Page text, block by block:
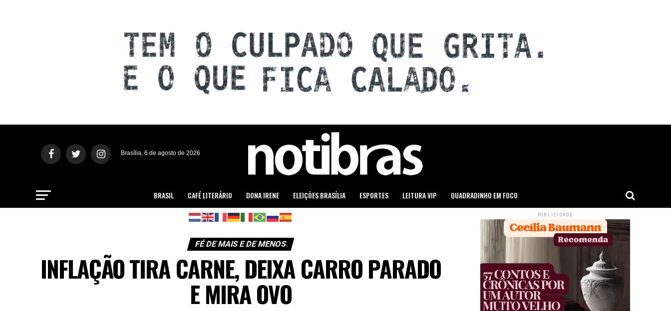
Brasília, 6 de agosto de 2026
BRASIL CAFÉ LITERÁRIO DONA IRENE ELEIÇÕES BRASÍLIA ESPORTES LEITURA VIP QUADRADINHO EM FOCO
FÉ DE MAIS E DE MENOS
INFLAÇÃO TIRA CARNE, DEIXA CARRO PARADO
E MIRA OVO
PUBLICIDADE